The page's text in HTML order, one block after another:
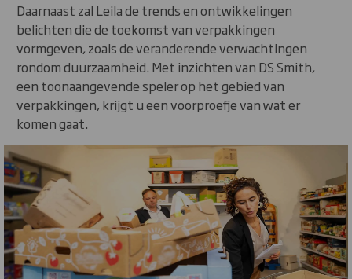
Daarnaast zal Leila de trends en ontwikkelingen
belichten die de toekomst van verpakkingen
vormgeven, zoals de veranderende verwachtingen
rondom duurzaamheid. Met inzichten van DS Smith,
een toonaangevende speler op het gebied van
verpakkingen, krijgt u een voorproefje van wat er
komen gaat.
Carousel. Use previous and next buttons to move